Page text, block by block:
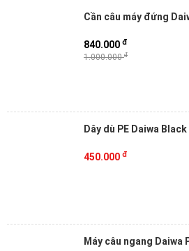
Cần câu máy đứng
1.000.000đ
840.000 đ
Dây dù PE Daiwa
450.000 đ
Máy câu ngang Daiwa